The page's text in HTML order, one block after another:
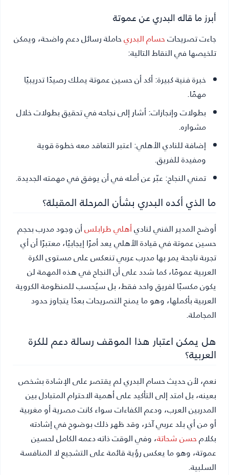
أبرز ما قاله البدري عن عموتة
جاءت تصريحاتحسام البدريحاملة رسائل دعم واضحة، ويمكن
تلخيصها في النقاط التالية:
خبرة فنية كبيرة:أكد أن حسين عموتة يملك رصيدًا تدريبيًا
مهمًا.
بطولات وإنجازات:أشار إلى نجاحه في تحقيق بطولات خلال
مشواره.
إضافة للنادي الأهلي:اعتبر التعاقد معه خطوة قوية
ومفيدة للفريق.
تمني النجاح:عبّر عن أمله في أن يوفق في مهمته الجديدة.
ما الذي أكده البدري بشأن المرحلة المقبلة؟
أوضح المدير الفني لناديأهلي طرابلسأن وجود مدرب بحجم
حسين عموتة في قيادة الأهلي يعد أمرًا إيجابيًا، معتبرًا أن أي
تجربة ناجحة يمر بها مدرب عربي تنعكس على مستوى الكرة
العربية عمومًا، كما شدد على أن النجاح في هذه المهمة لن
يكون مكسبًا لفريق واحد فقط، بل سيُحسب للمنظومة الكروية
العربية بأكملها، وهو ما يمنح التصريحات بعدًا يتجاوز حدود
المجاملة.
هل يمكن اعتبار هذا الموقف رسالة دعم للكرة
العربية؟
نعم، لأن حديث حسام البدري لم يقتصر على الإشادة بشخص
بعينه، بل امتد إلى التأكيد على أهمية الاحترام المتبادل بين
المدربين العرب، ودعم الكفاءات سواء كانت مصرية أو مغربية
أو من أي بلد عربي آخر، وقد ظهر ذلك بوضوح في إشادته
بكلامحسن شحاتة، وفي الوقت ذاته دعمه الكامل لحسين
عموتة، وهو ما يعكس رؤية قائمة على التشجيع لا المنافسة
السلبية.